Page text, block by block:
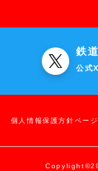
鉄
公式X
個人情報保護方針ページ